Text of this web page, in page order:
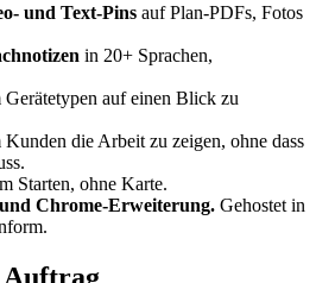
und Text-Pins auf Plan-PDFs, Fotos
in 20+ Sprachen,
Gerätetypen auf einen Blick zu
Kunden die Arbeit zu zeigen, ohne dass
Starten, ohne Karte.
Chrome-Erweiterung. Gehostet in
Auftrag